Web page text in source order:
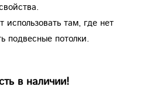
там, где нет
подвесные потолки.
в наличии!